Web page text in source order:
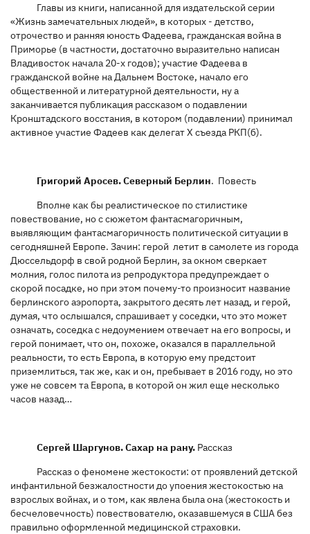
Главы из книги, написанной для издательской серии
«Жизнь замечательных людей», в которых - детство,
отрочество и ранняя юность Фадеева, гражданская война в
Приморье (в частности, достаточно выразительно написан
Владивосток начала 20-х годов); участие Фадеева в
гражданской войне на Дальнем Востоке, начало его
общественной и литературной деятельности, ну а
заканчивается публикация рассказом о подавлении
Кронштадского восстания, в котором (подавлении) принимал
активное участие Фадеев как делегат Х съезда РКП(б).
Григорий Аросев. Северный Берлин. Повесть
Вполне как бы реалистическое по стилистике
повествование, но с сюжетом фантасмагоричным,
выявляющим фантасмагоричность политической ситуации в
сегодняшней Европе. Зачин: герой летит в самолете из города
Дюссельдорф в свой родной Берлин, за окном сверкает
молния, голос пилота из репродуктора предупреждает о
скорой посадке, но при этом почему-то произносит название
берлинского аэропорта, закрытого десять лет назад, и герой,
думая, что ослышался, спрашивает у соседки, что это может
означать, соседка с недоумением отвечает на его вопросы, и
герой понимает, что он, похоже, оказался в параллельной
реальности, то есть Европа, в которую ему предстоит
приземлиться, так же, как и он, пребывает в 2016 году, но это
уже не совсем та Европа, в которой он жил еще несколько
часов назад…
Сергей Шаргунов. Сахар на рану.Рассказ
Рассказ о феномене жестокости: от проявлений детской
инфантильной безжалостности до упоения жестокостью на
взрослых войнах, и о том, как явлена была она (жестокость и
бесчеловечность) повествователю, оказавшемуся в США без
правильно оформленной медицинской страховки.